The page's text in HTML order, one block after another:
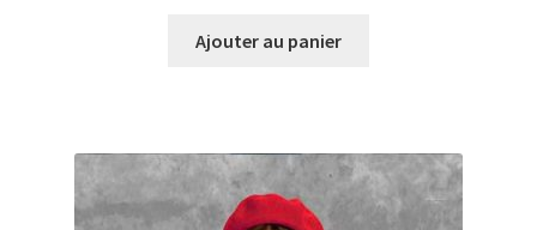
initial actuel
Ajouter au panier